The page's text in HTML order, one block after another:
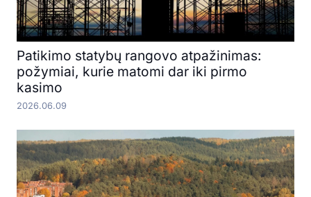
Patikimo statybų rangovo atpažinimas:
požymiai, kurie matomi dar iki pirmo
kasimo
2026.06.09